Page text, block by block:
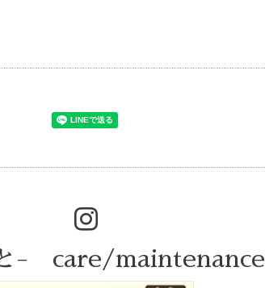
- care/maintenance